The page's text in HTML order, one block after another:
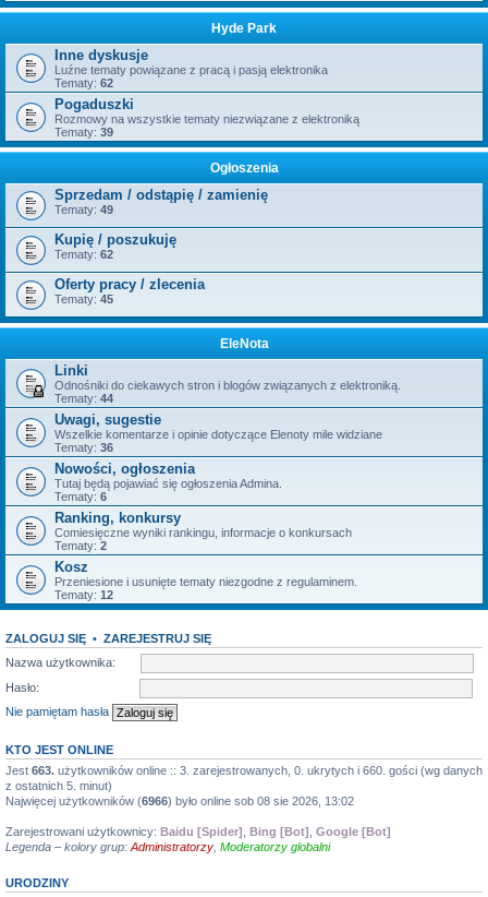
Hyde Park
Inne dyskusje
Luźne tematy powiązane z pracą i pasją elektronika
Tematy: 62
Pogaduszki
Rozmowy na wszystkie tematy niezwiązane z elektroniką
Tematy: 39
Ogłoszenia
Sprzedam / odstąpię / zamienię
Tematy: 49
Kupię / poszukuję
Tematy: 62
Oferty pracy / zlecenia
Tematy: 45
EleNota
Linki
Odnośniki do ciekawych stron i blogów związanych z elektroniką.
Tematy: 44
Uwagi, sugestie
Wszelkie komentarze i opinie dotyczące Elenoty mile widziane
Tematy: 36
Nowości, ogłoszenia
Tutaj będą pojawiać się ogłoszenia Admina.
Tematy: 6
Ranking, konkursy
Comiesięczne wyniki rankingu, informacje o konkursach
Tematy: 2
Kosz
Przeniesione i usunięte tematy niezgodne z regulaminem.
Tematy: 12
ZALOGUJ SIĘ • ZAREJESTRUJ SIĘ
Nazwa użytkownika:
Hasło:
Nie pamiętam hasła
KTO JEST ONLINE
Jest 663. użytkowników online :: 3. zarejestrowanych, 0. ukrytych i 660. gości (wg danych
z ostatnich 5. minut)
Najwięcej użytkowników (6966) było online sob 08 sie 2026, 13:02
Zarejestrowani użytkownicy: Baidu [Spider] Bing [Bot] Google [Bot]
Legenda – kolory grup: Administratorzy Moderatorzy globalni
URODZINY